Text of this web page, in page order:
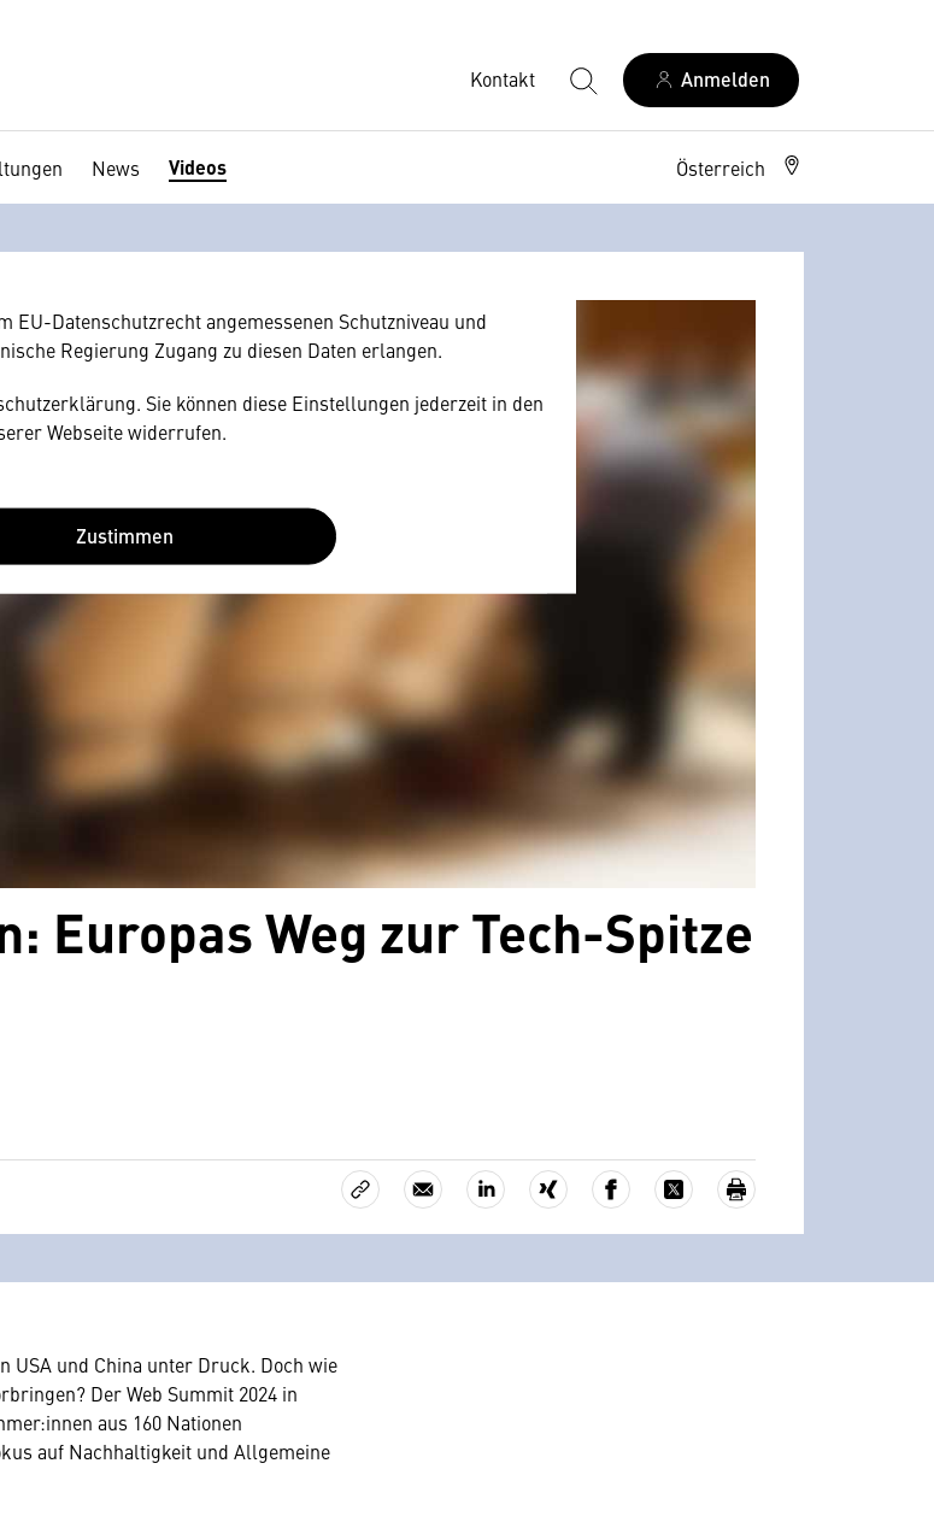
Kontakt Anmelden
News Videos Österreich
EU-Datenschutzrecht angemessenen Schutzniveau und
Regierung Zugang zu diesen Daten erlangen.
Sie können diese Einstellungen jederzeit in den
Webseite widerrufen.
Zustimmen
Europas Weg zur Tech-Spitze
USA und China unter Druck. Doch wie
Der Web Summit 2024 in
aus 160 Nationen
auf Nachhaltigkeit und Allgemeine